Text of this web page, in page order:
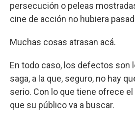
persecución o peleas
cine de acción no hubiera
Muchas cosas atrasan acá.
En todo caso, los defectos son
saga, a la que, seguro, no hay
serio. Con lo que tiene ofrece
que su público va a buscar.